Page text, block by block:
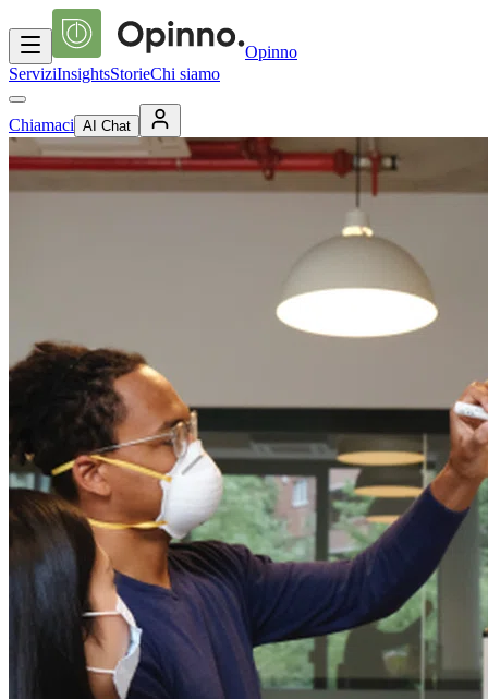
Opinno
ServiziInsightsStorieChi siamo
Chiamaci AI Chat